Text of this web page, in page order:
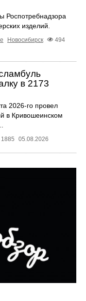
Роспотребнадзора
изделий.
Новосибирск
494
в 2173
2026-го провел
в Кривошеинском
1885 05.08.2026